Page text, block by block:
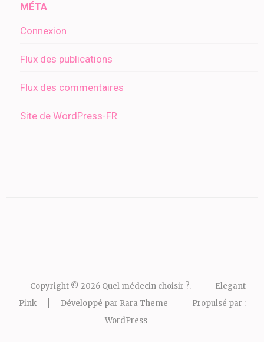
MÉTA
Connexion
Flux des publications
Flux des commentaires
Site de WordPress-FR
Copyright © 2026 Quel médecin choisir ?.
Elegant
Pink
Développé par Rara Theme
Propulsé par :
WordPress